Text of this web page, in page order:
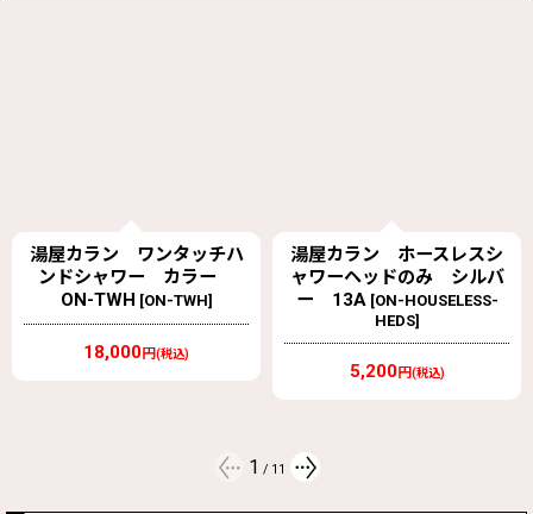
湯屋カラン ホースレスシ
ャワーヘッドのみ シルバ
ー 13A [ON-HOUSELESS-
HEDS]
湯屋カラン用座金 25 [za-
25]
1,980円(税込)
オープン価格
2 / 11